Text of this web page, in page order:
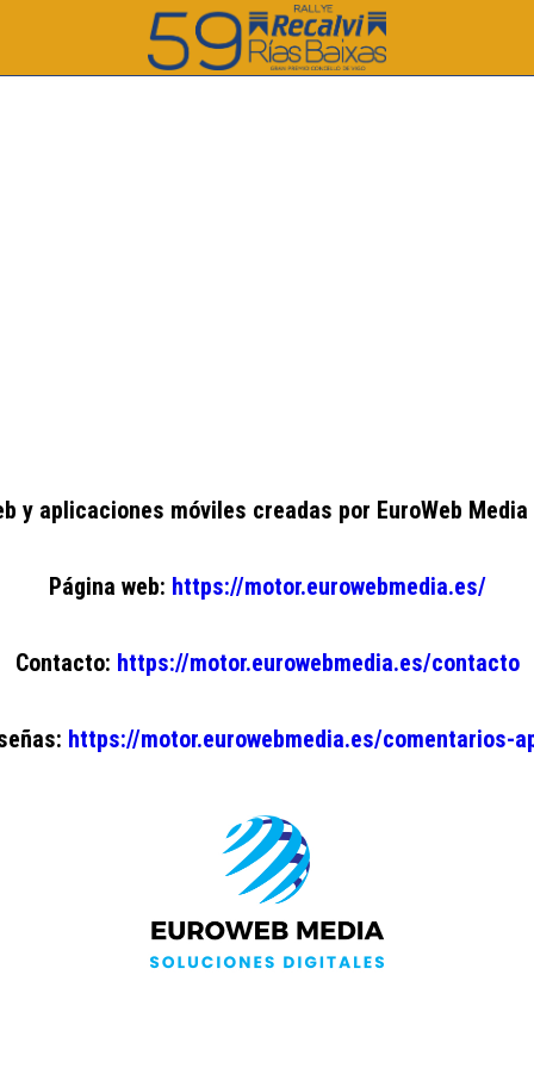
y aplicaciones móviles creadas por EuroWeb Media
Página web: https://motor.eurowebmedia.es/
Contacto: https://motor.eurowebmedia.es/contacto
https://motor.eurowebmedia.es/comentarios-